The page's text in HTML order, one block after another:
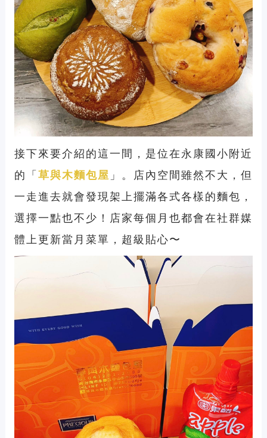
接下來要介紹的這一間，是位在永康國小附近
的「草與木麵包屋 」。店內空間雖然不大，但
一走進去就會發現架上擺滿各式各樣的麵包，
選擇一點也不少！店家每個月也都會在社群媒
體上更新當月菜單，超級貼心〜